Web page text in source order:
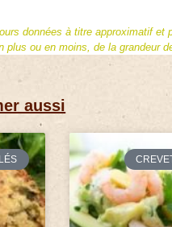
données à titre approximatif et
plus ou en moins, de la grandeur
aussi